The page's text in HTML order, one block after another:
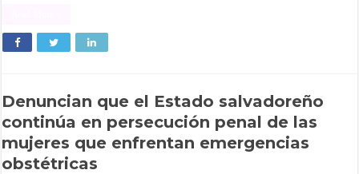
Denuncian que el Estado salvadoreño
continúa en persecución penal de las
mujeres que enfrentan emergencias
obstétricas